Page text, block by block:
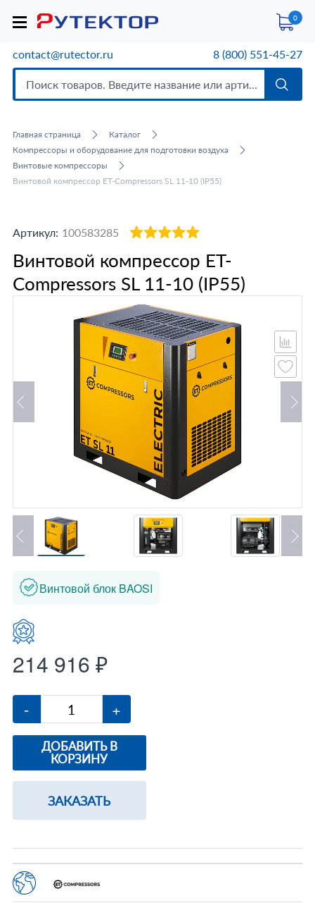
0
contact@rutector.ru 8 (800) 551-45-27
Главная страница
Каталог
Компрессоры и оборудование для подготовки воздуха
Винтовые компрессоры
Винтовой компрессор ET-Compressors SL 11-10 (IP55)
Артикул: 100583285
Винтовой компрессор ET-
Compressors SL 11-10 (IP55)
Винтовой блок BAOSI
214 916 ₽
- +
ДОБАВИТЬ В
КОРЗИНУ
ЗАКАЗАТЬ